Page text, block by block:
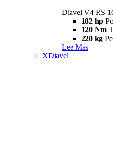
Diavel V4 RS
182 hp
120 Nm
220 kg
Lee Mas
XDiavel